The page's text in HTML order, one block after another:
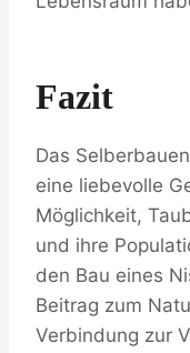
Fazit
Das
eine liebevolle
Möglichkeit,
und ihre
den Bau eines
Beitrag zum
Verbindung zur